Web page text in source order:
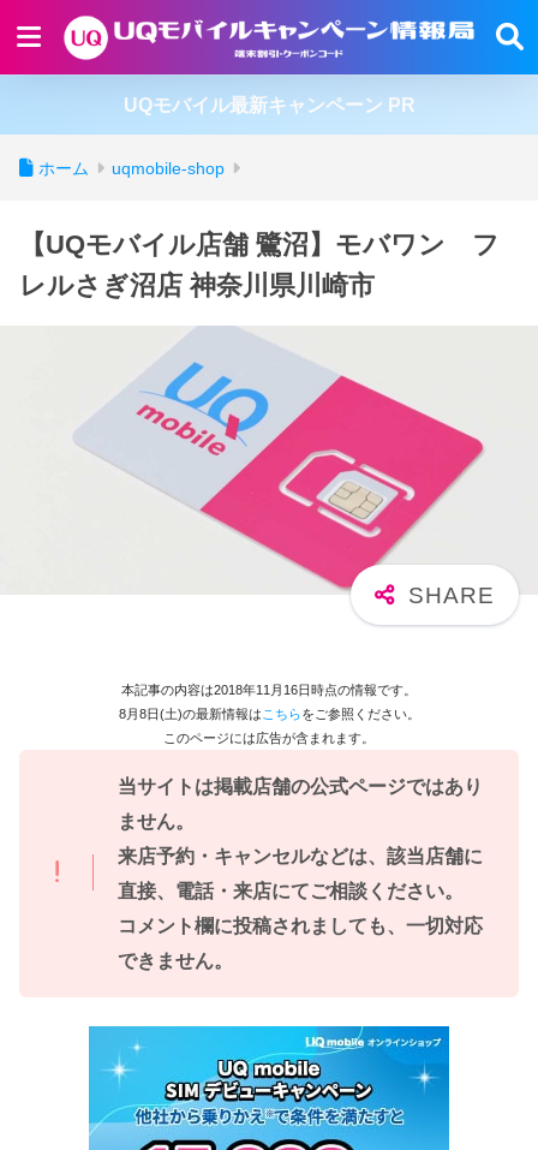
UQモバイル最新キャンペーン PR
ホーム uqmobile-shop
【UQモバイル店舗 鷺沼】モバワン フ
レルさぎ沼店 神奈川県川崎市
本記事の内容は2018年11月16日時点の情報です。
8月8日(土)の最新情報は こちらをご参照ください。
このページには広告が含まれます。
当サイトは掲載店舗の公式ページではあり
ません。
来店予約・キャンセルなどは、該当店舗に
直接、電話・来店にてご相談ください。
コメント欄に投稿されましても、一切対応
できません。